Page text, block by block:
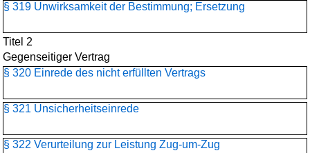
§ 319 Unwirksamkeit der Bestimmung; Ersetzung
Titel 2
Gegenseitiger Vertrag
§ 320 Einrede des nicht erfüllten Vertrags
§ 321 Unsicherheitseinrede
§ 322 Verurteilung zur Leistung Zug-um-Zug